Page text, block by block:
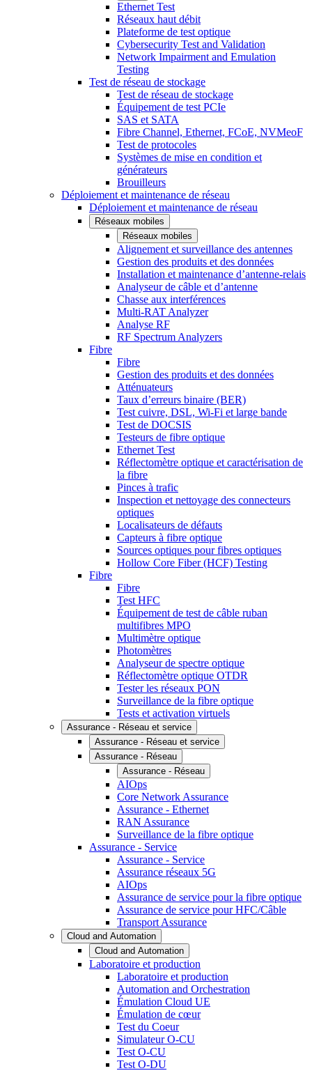
Ethernet Test
Réseaux haut débit
Plateforme de test optique
Cybersecurity Test and Validation
Network Impairment and Emulation
Testing
Test de réseau de stockage
Test de réseau de stockage
Équipement de test PCIe
SAS et SATA
Fibre Channel, Ethernet, FCoE, NVMeoF
Test de protocoles
Systèmes de mise en condition et
générateurs
Brouilleurs
Déploiement et maintenance de réseau
Déploiement et maintenance de réseau
Réseaux mobiles
Réseaux mobiles
Alignement et surveillance des antennes
Gestion des produits et des données
Installation et maintenance d’antenne-relais
Analyseur de câble et d’antenne
Chasse aux interférences
Multi-RAT Analyzer
Analyse RF
RF Spectrum Analyzers
Fibre
Fibre
Gestion des produits et des données
Atténuateurs
Taux d’erreurs binaire (BER)
Test cuivre, DSL, Wi-Fi et large bande
Test de DOCSIS
Testeurs de fibre optique
Ethernet Test
Réflectomètre optique et caractérisation de
la fibre
Pinces à trafic
Inspection et nettoyage des connecteurs
optiques
Localisateurs de défauts
Capteurs à fibre optique
Sources optiques pour fibres optiques
Hollow Core Fiber (HCF) Testing
Fibre
Fibre
Test HFC
Équipement de test de câble ruban
multifibres MPO
Multimètre optique
Photomètres
Analyseur de spectre optique
Réflectomètre optique OTDR
Tester les réseaux PON
Surveillance de la fibre optique
Tests et activation virtuels
Assurance - Réseau et service
Assurance - Réseau et service
Assurance - Réseau
Assurance - Réseau
AIOps
Core Network Assurance
Assurance - Ethernet
RAN Assurance
Surveillance de la fibre optique
Assurance - Service
Assurance - Service
Assurance réseaux 5G
AIOps
Assurance de service pour la fibre optique
Assurance de service pour HFC/Câble
Transport Assurance
Cloud and Automation
Cloud and Automation
Laboratoire et production
Laboratoire et production
Automation and Orchestration
Émulation Cloud UE
Émulation de cœur
Test du Coeur
Simulateur O-CU
Test O-CU
Test O-DU